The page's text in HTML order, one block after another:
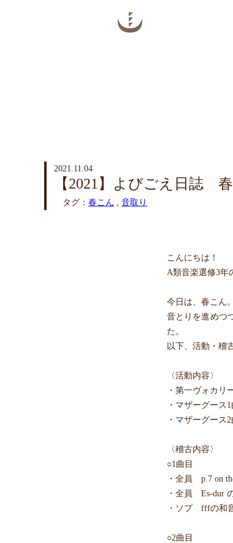
2021.11.04
【2021】よびごえ日誌
タグ： 春こん , 音取り
こんにちは！
A類音楽選修3年
今日は、春こん
音とりを進めつ
た。
以下、活動・稽
〈活動内容〉
・第一ヴォカリ
・マザーグー
・マザーグー
〈稽古内容〉
○1曲目
・全員 p.7 on
・全員 Es-dur
・ソプ fffの和
○2曲目